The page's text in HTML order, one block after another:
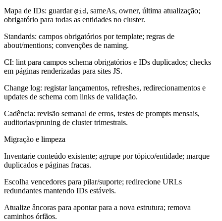
Mapa de IDs: guardar @id , sameAs, owner, última atualização;
obrigatório para todas as entidades no cluster.
Standards: campos obrigatórios por template; regras de
about/mentions; convenções de naming.
CI: lint para campos schema obrigatórios e IDs duplicados; checks
em páginas renderizadas para sites JS.
Change log: registar lançamentos, refreshes, redirecionamentos e
updates de schema com links de validação.
Cadência: revisão semanal de erros, testes de prompts mensais,
auditorias/pruning de cluster trimestrais.
Migração e limpeza
Inventarie conteúdo existente; agrupe por tópico/entidade; marque
duplicados e páginas fracas.
Escolha vencedores para pilar/suporte; redirecione URLs
redundantes mantendo IDs estáveis.
Atualize âncoras para apontar para a nova estrutura; remova
caminhos órfãos.